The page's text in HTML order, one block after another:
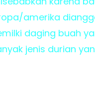
amerika
daging buah
jenis durian